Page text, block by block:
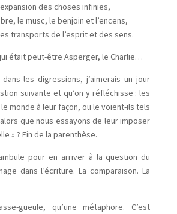
des choses infinies,
le musc, le benjoin et l’encens,
transports de l’esprit et des sens.
était peut-être Asperger, le Charlie…
les digressions, j’aimerais un jour
suivante et qu’on y réfléchisse : les
monde à leur façon, ou le voient-ils tels
que nous essayons de leur imposer
» ? Fin de la parenthèse.
pour en arriver à la question du
dans l’écriture. La comparaison. La
gueule, qu’une métaphore. C’est